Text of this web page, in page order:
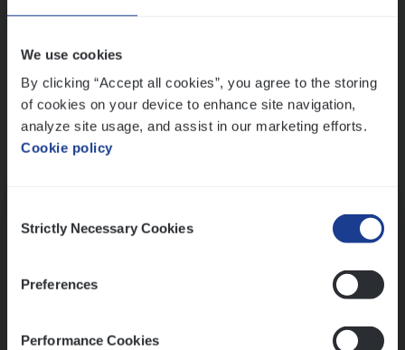
We use cookies
By clicking “Accept all cookies”, you agree to the storing
of cookies on your device to enhance site navigation,
analyze site usage, and assist in our marketing efforts.
Cookie policy
Selection
Strictly Necessary Cookies
Preferences
Performance Cookies